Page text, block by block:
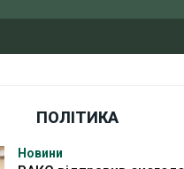
ПОЛІТИКА
Новини